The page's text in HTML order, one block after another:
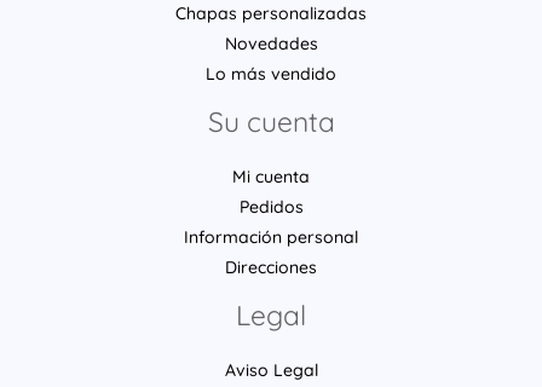
Chapas personalizadas
Novedades
Lo más vendido
Su cuenta
Mi cuenta
Pedidos
Información personal
Direcciones
Legal
Aviso Legal